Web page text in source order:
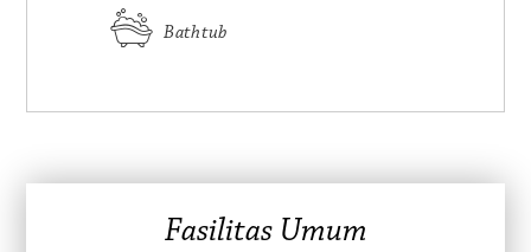
Bathtub
Fasilitas Umum